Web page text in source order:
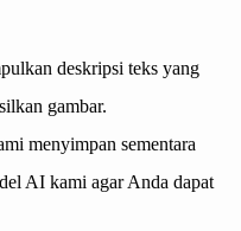
deskripsi teks yang
gambar.
menyimpan sementara
AI kami agar Anda dapat